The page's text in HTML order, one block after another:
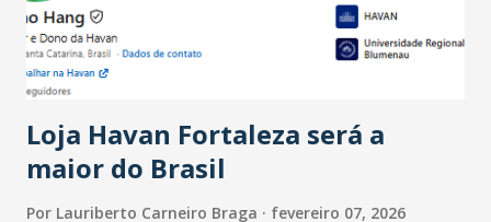
estabelecimentos no prejuízo ficou em 19%, pouco abaixo
do observado no mês anterior. Outros 1% não existiam em
novembro. Em relação a outubro, o faturamento também
cresceu. De acordo com a pesquisa, 44% dos n...
Loja Havan Fortaleza será a
maior do Brasil
Por Lauriberto Carneiro Braga fevereiro 07, 2026